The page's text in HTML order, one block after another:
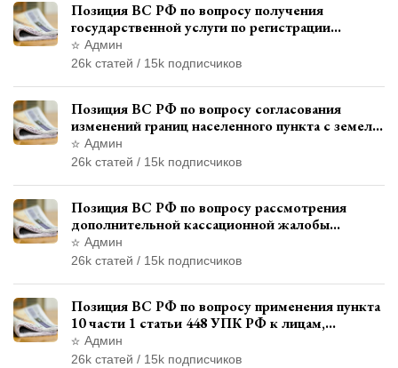
Позиция ВС РФ по вопросу получения
государственной услуги по регистрации
транспортного средства через представителя
Админ
26k статей / 15k подписчиков
Позиция ВС РФ по вопросу согласования
изменений границ населенного пункта с земель
лесного фонда
Админ
26k статей / 15k подписчиков
Позиция ВС РФ по вопросу рассмотрения
дополнительной кассационной жалобы
адвоката в кассационной инстанции
Админ
26k статей / 15k подписчиков
Позиция ВС РФ по вопросу применения пункта
10 части 1 статьи 448 УПК РФ к лицам,
уволенным из следственных органов
Админ
26k статей / 15k подписчиков